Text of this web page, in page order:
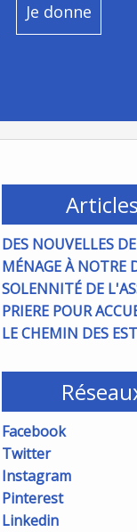
Je donne
Facebook
Twitter
Instagram
Pinterest
Linkedin